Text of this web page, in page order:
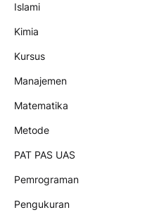
Islami
Kimia
Kursus
Manajemen
Matematika
Metode
PAT PAS UAS
Pemrograman
Pengukuran